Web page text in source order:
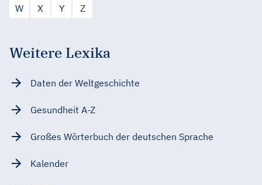
W
X Y Z
Weitere Lexika
Daten der Weltgeschichte
Gesundheit A-Z
Großes Wörterbuch der deutschen Sprache
Kalender